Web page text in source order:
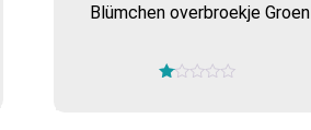
Blümchen overbroekje Groen